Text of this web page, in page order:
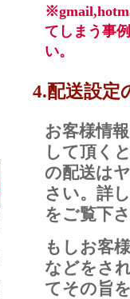
てしまう事
い。
4.配送設定
お客様情
して頂く
の配送は
さい。詳
をご覧下
もしお客
などをさ
てその旨